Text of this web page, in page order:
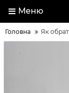
Меню
Головна Як